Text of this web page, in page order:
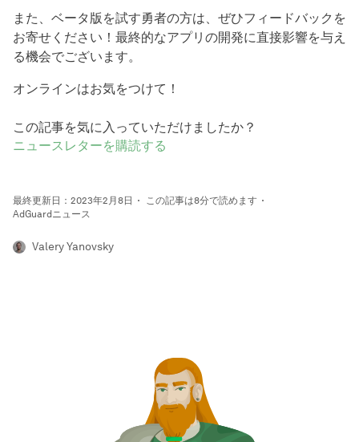
また、ベータ版を試す勇者の方は、ぜひフィードバックを
お寄せください！最終的なアプリの開発に直接影響を与え
る機会でございます。
オンラインはお気をつけて！
この記事を気に入っていただけましたか？
ニュースレターを購読する
最終更新日：2023年2月8日
この記事は8分で読めます
AdGuardニュース
Valery Yanovsky